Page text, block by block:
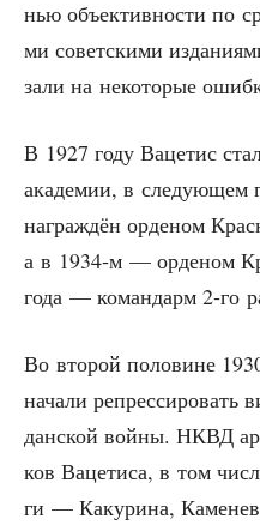
нью объ­ек­тив­но­сти по
ми совет­ски­ми
за­ли на неко­то­рые
В 1927 году Ваце­тис
ака­де­мии, в сле­ду­ю­щем
награж­дён орде­ном
а в 1934‑м — орде­ном
года — коман­дарм 2‑го
Во вто­рой поло­вине
нача­ли репрес­си­ро­вать
дан­ской вой­ны. НКВД
ков Ваце­ти­са, в том
ги — Каку­ри­на,